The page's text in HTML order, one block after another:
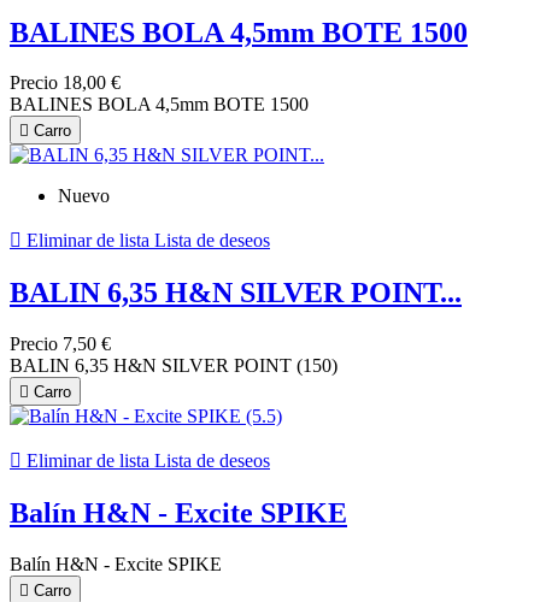
BALINES BOLA 4,5mm BOTE 1500
Precio 18,00 €
BALINES BOLA 4,5mm BOTE 1500
 Carro
Nuevo
 Eliminar de lista Lista de deseos
BALIN 6,35 H&N SILVER POINT...
Precio 7,50 €
BALIN 6,35 H&N SILVER POINT (150)
 Carro
 Eliminar de lista Lista de deseos
Balín H&N - Excite SPIKE
Balín H&N - Excite SPIKE
 Carro